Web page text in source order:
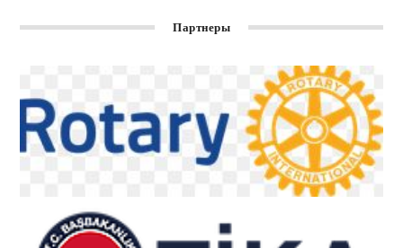
Партнеры